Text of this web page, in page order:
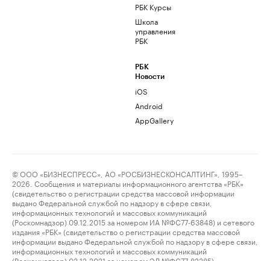
РБК Курсы
Школа
управления
РБК
РБК
Новости
iOS
Android
AppGallery
© ООО «БИЗНЕСПРЕСС», АО «РОСБИЗНЕСКОНСАЛТИНГ», 1995–
2026. Сообщения и материалы информационного агентства «РБК»
(свидетельство о регистрации средства массовой информации
выдано Федеральной службой по надзору в сфере связи,
информационных технологий и массовых коммуникаций
(Роскомнадзор) 09.12.2015 за номером ИА №ФС77-63848) и сетевого
издания «РБК» (свидетельство о регистрации средства массовой
информации выдано Федеральной службой по надзору в сфере связи,
информационных технологий и массовых коммуникаций